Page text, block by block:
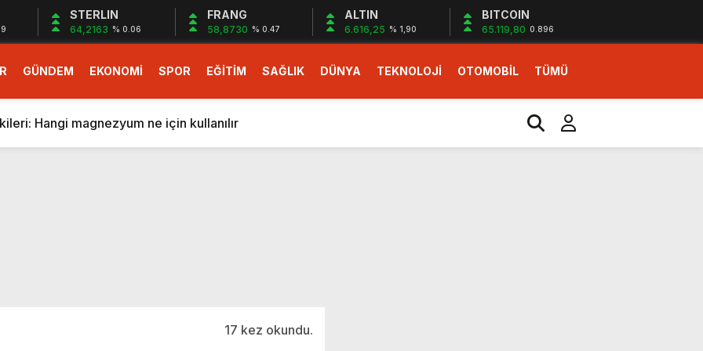
STERLIN
64,2163 % 0.06
FRANG
58,8730 % 0.47
ALTIN
6.616,25 % 1,90
BITCOIN
65.119,80 0.896
GÜNDEM EKONOMİ SPOR EĞİTİM SAĞLIK DÜNYA TEKNOLOJİ OTOMOBİL TÜMÜ
dev teklif
gelecek yeni özellikler belli oldu
Hangi magnezyum ne için kullanılır
başlıyor
dev teklif
17 kez okundu.